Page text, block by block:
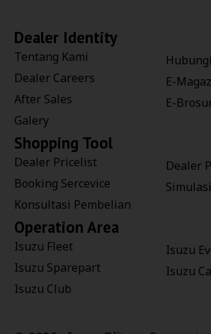
Dealer Identity
Tentang Kami
Dealer Careers
After Sales
Galery
E-
E-
Shopping Tool
Dealer Pricelist
Booking Sercevice
Konsultasi Pembelian
Dealer
Operation Area
Isuzu Fleet
Isuzu Sparepart
Isuzu Club
Isuzu
Isuzu